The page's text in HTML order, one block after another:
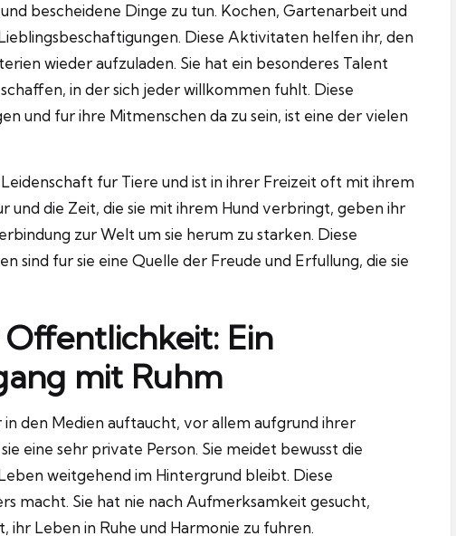
bescheidene Dinge zu tun. Kochen, Gartenarbeit und
Diese Aktivitaten helfen ihr, den
wieder aufzuladen. Sie hat ein besonderes Talent
in der sich jeder willkommen fuhlt. Diese
und fur ihre Mitmenschen da zu sein, ist eine der vielen
fur Tiere und ist in ihrer Freizeit oft mit ihrem
und die Zeit, die sie mit ihrem Hund verbringt, geben ihr
zur Welt um sie herum zu starken. Diese
sind fur sie eine Quelle der Freude und Erfullung, die sie
Offentlichkeit: Ein
mit Ruhm
den Medien auftaucht, vor allem aufgrund ihrer
eine sehr private Person. Sie meidet bewusst die
weitgehend im Hintergrund bleibt. Diese
macht. Sie hat nie nach Aufmerksamkeit gesucht,
Leben in Ruhe und Harmonie zu fuhren.